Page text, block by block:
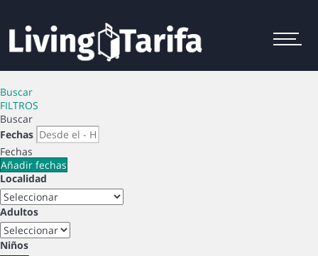
Menu
Buscar
FILTROS
Buscar
Fechas
Fechas
Añadir fechas
Localidad
Adultos
Niños